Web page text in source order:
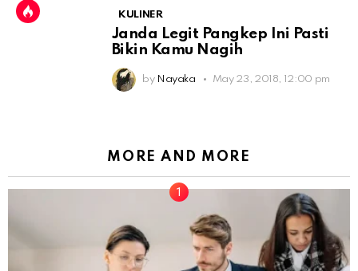
KULINER
Janda Legit Pangkep Ini Pasti
Bikin Kamu Nagih
by Nayaka May 23, 2018, 12:00 pm
MORE AND MORE